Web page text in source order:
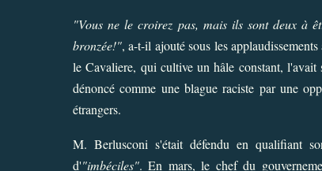
"Vous ne le croirez pas, mais ils sont deux à
bronzée!", a-t-il ajouté sous les
le Cavaliere, qui cultive un hâle constant, l'avait
dénoncé comme une blague raciste par une
étrangers.
M. Berlusconi s'était défendu en qualifiant
d'"imbéciles". En mars, le chef du